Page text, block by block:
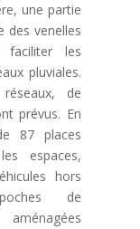
une partie
des venelles
les
pluviales.
de
prévus. En
87 places
espaces,
hors
de